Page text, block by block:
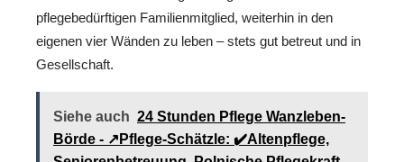
pflegebedürftigen Familienmitglied, weiterhin in den
eigenen vier Wänden zu leben – stets gut betreut und in
Gesellschaft.
Siehe auch 24 Stunden Pflege Wanzleben-
Börde - ↗️Pflege-Schätzle: ✔️Altenpflege,